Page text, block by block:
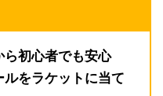
初心者でも安心
をラケットに当て